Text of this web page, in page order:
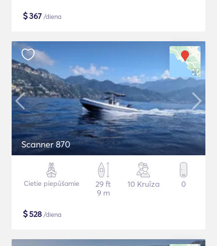
$367 /diena
Scanner 870
Cietie piepūšamie
29 ft
9 m
10 Kruīza 0
$528 /diena